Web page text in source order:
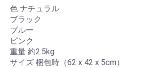
色 ナチュラル
ブラック
ブルー
ピンク
重量 約2.5kg
サイズ 梱包時（62 x 42 x 5cm）